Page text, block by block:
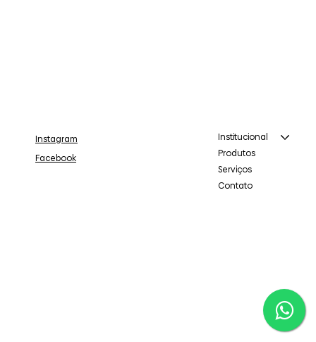
Institucional
Produtos
Serviços
Contato
Instagram
Facebook